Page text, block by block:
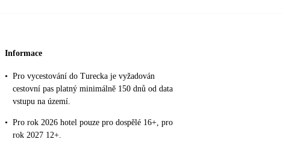
Informace
• Pro vycestování do Turecka je vyžadován
cestovní pas platný minimálně 150 dnů od data
vstupu na území.
• Pro rok 2026 hotel pouze pro dospělé 16+, pro
rok 2027 12+.